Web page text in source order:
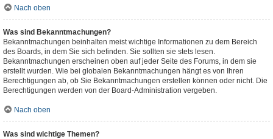
Nach oben
Was sind Bekanntmachungen?
Bekanntmachungen beinhalten meist wichtige Informationen zu dem Bereich
des Boards, in dem Sie sich befinden. Sie sollten sie stets lesen.
Bekanntmachungen erscheinen oben auf jeder Seite des Forums, in dem sie
erstellt wurden. Wie bei globalen Bekanntmachungen hängt es von Ihren
Berechtigungen ab, ob Sie Bekanntmachungen erstellen können oder nicht. Die
Berechtigungen werden von der Board-Administration vergeben.
Nach oben
Was sind wichtige Themen?